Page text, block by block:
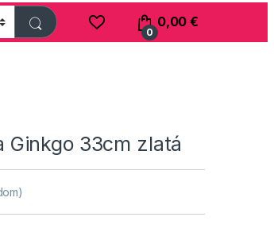
0
0,00€
Ginkgo 33cm zlatá